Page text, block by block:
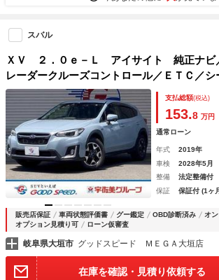
スバル
ＸＶ ２．０ｅ－Ｌ アイサイト 純正ナビ
レーダークルーズコントロール／ＥＴＣ／
ラックレザーシート／衝突軽減ブレーキ／シ
インドスポットモニター／レーンキープ／ク
支払総額(税込)
153.8 万円
通常ローン
年式 2019年
車検
2028年5月
整備
法定整備付
保証
保証付 (1ヶ
販売店保証 車両状態評価書 グー鑑定 OBD診断済み
オ
オプション見積り可
ローン仮審査
岐阜県大垣市 グッドスピード ＭＥＧＡ大垣店
在庫を確認・見積り依頼する